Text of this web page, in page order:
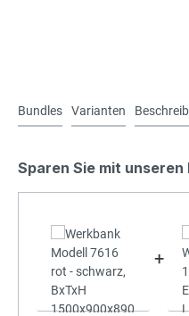
Bundles Varianten
Sparen Sie mit
+